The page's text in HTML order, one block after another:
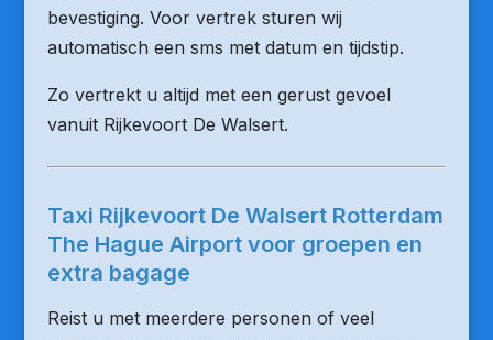
bevestiging. Voor vertrek sturen wij
automatisch een sms met datum en tijdstip.
Zo vertrekt u altijd met een gerust gevoel
vanuit Rijkevoort De Walsert.
Taxi Rijkevoort De Walsert Rotterdam
The Hague Airport voor groepen en
extra bagage
Reist u met meerdere personen of veel